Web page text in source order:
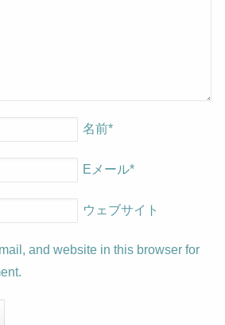
名前*
Eメール*
ウェブサイト
and website in this browser for